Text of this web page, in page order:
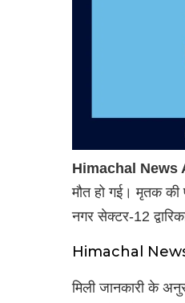
Himachal News
मौत हो गई। मृतक की
नगर सेक्टर-12
Himachal News
मिली जानकारी के